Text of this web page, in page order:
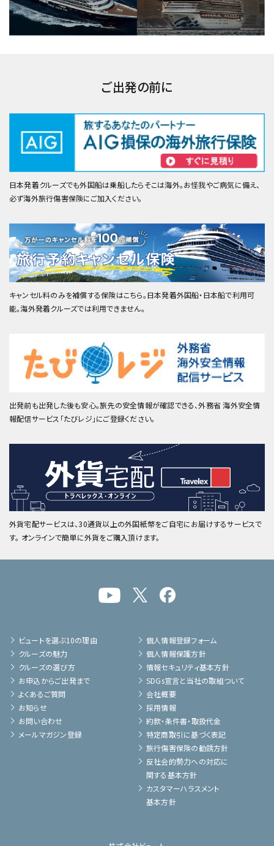
ご出発の前に
日本発着クルーズでも外国船は乗船したらそこは海外。お怪我やご病気に備え、
必ず海外旅行傷害保険にご加入ください。
キャンセル料のみを補償する保険はこちら。日本発着外国船・日本船で利用可
能。海外発着クルーズでは利用できません。
出発前も出発した後も安心。旅先の安全情報が確認できる、外務省 海外安全情
報配信サービス「たびレジ」にご登録ください。
外貨宅配サービスは、30通貨以上の外国紙幣をご自宅にお届けするサービスで
す。 オンラインで簡単に外貨をご購入頂けます。
ビュートを選ぶ10の理由
クルーズの魅力
クルーズの選び方
お申込からご出発まで
よくあるご質問
お知らせ
お問い合わせ
メールマガジン登録
個人情報登録フォーム
個人情報保護方針
情報セキュリティ基本方針
SDGs宣言と当社の取組ついて
会社概要
採用情報
約款・条件書・取扱代金
特定商取引に基づく表記
旅行傷害保険の勧誘方針
反社会的勢力への対応に
関する基本方針
カスタマーハラスメント
基本方針